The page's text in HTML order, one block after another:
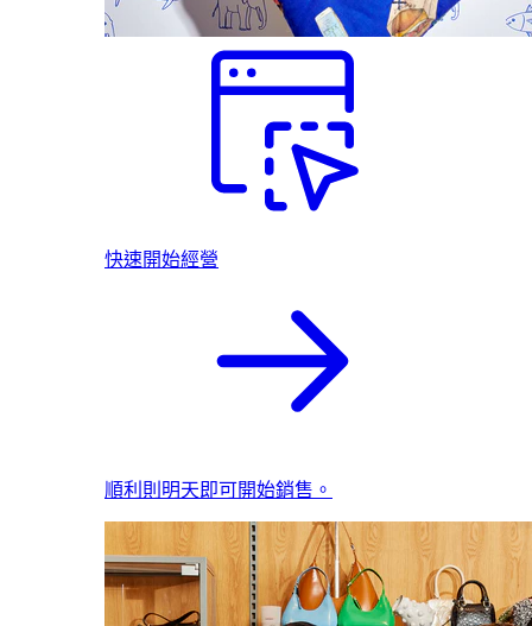
快速開始經營
順利則明天即可開始銷售。